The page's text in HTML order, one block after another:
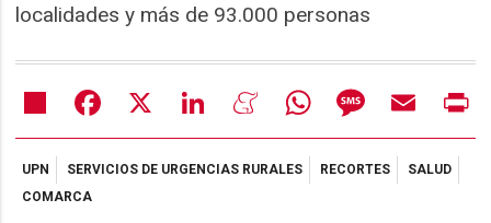
localidades y más de 93.000 personas
Share Facebook LinkedIn MeneameWhatsAppMessageEmail
UPN SERVICIOS DE URGENCIAS RURALES RECORTES
SALUD
COMARCA